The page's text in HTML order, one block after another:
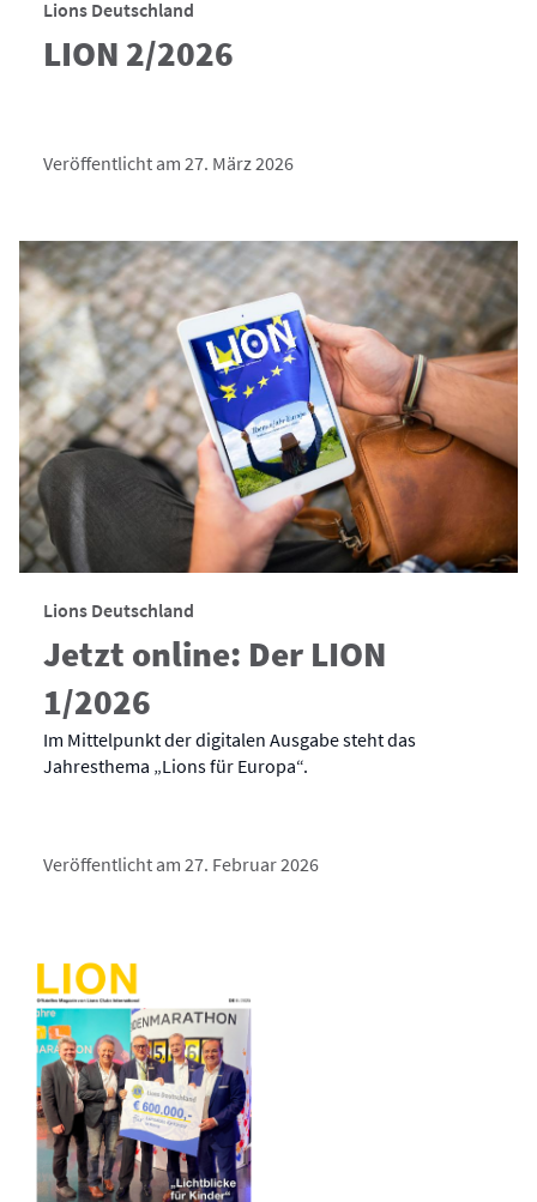
Lions Deutschland
LION 2/2026
Veröffentlicht am 27. März 2026
Lions Deutschland
Jetzt online: Der LION
1/2026
Im Mittelpunkt der digitalen Ausgabe steht das
Jahresthema „Lions für Europa“.
Veröffentlicht am 27. Februar 2026